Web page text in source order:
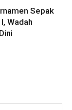
Sepak
Wadah